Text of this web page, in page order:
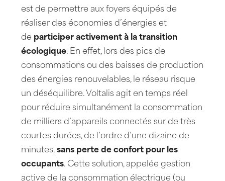
est de permettre aux foyers équipés de
réaliser des économies d’énergies et
de participer activement à la transition
écologique. En effet, lors des pics de
consommations ou des baisses de production
des énergies renouvelables, le réseau risque
un déséquilibre. Voltalis agit en temps réel
pour réduire simultanément la consommation
de milliers d’appareils connectés sur de très
courtes durées, de l’ordre d’une dizaine de
minutes, sans perte de confort pour les
occupants. Cette solution, appelée gestion
active de la consommation électrique (ou